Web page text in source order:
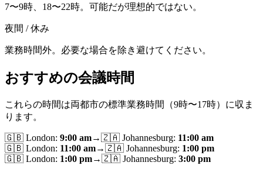
7〜9時、18〜22時。可能だが理想的ではない。
夜間 / 休み
業務時間外。必要な場合を除き避けてください。
おすすめの会議時間
これらの時間は両都市の標準業務時間（9時〜17時）に収ま
ります。
🇬🇧 London: 9:00 am→🇿🇦 Johannesburg: 11:00 am
🇬🇧 London: 11:00 am→🇿🇦 Johannesburg: 1:00 pm
🇬🇧 London: 1:00 pm→🇿🇦 Johannesburg: 3:00 pm